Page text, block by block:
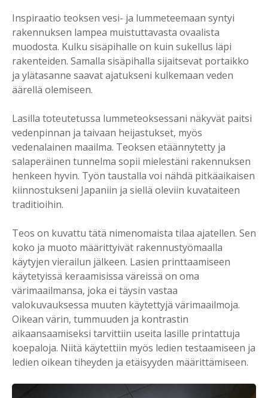
Inspiraatio teoksen vesi- ja lummeteemaan syntyi
rakennuksen lampea muistuttavasta ovaalista
muodosta. Kulku sisäpihalle on kuin sukellus läpi
rakenteiden. Samalla sisäpihalla sijaitsevat portaikko
ja ylätasanne saavat ajatukseni kulkemaan veden
äärellä olemiseen.
Lasilla toteutetussa lummeteoksessani näkyvät paitsi
vedenpinnan ja taivaan heijastukset, myös
vedenalainen maailma. Teoksen etäännytetty ja
salaperäinen tunnelma sopii mielestäni rakennuksen
henkeen hyvin. Työn taustalla voi nähdä pitkäaikaisen
kiinnostukseni Japaniin ja siellä oleviin kuvataiteen
traditioihin.
Teos on kuvattu tätä nimenomaista tilaa ajatellen. Sen
koko ja muoto määrittyivät rakennustyömaalla
käytyjen vierailun jälkeen. Lasien printtaamiseen
käytetyissä keraamisissa väreissä on oma
värimaailmansa, joka ei täysin vastaa
valokuvauksessa muuten käytettyjä värimaailmoja.
Oikean värin, tummuuden ja kontrastin
aikaansaamiseksi tarvittiin useita lasille printattuja
koepaloja. Niitä käytettiin myös ledien testaamiseen ja
ledien oikean tiheyden ja etäisyyden määrittämiseen.